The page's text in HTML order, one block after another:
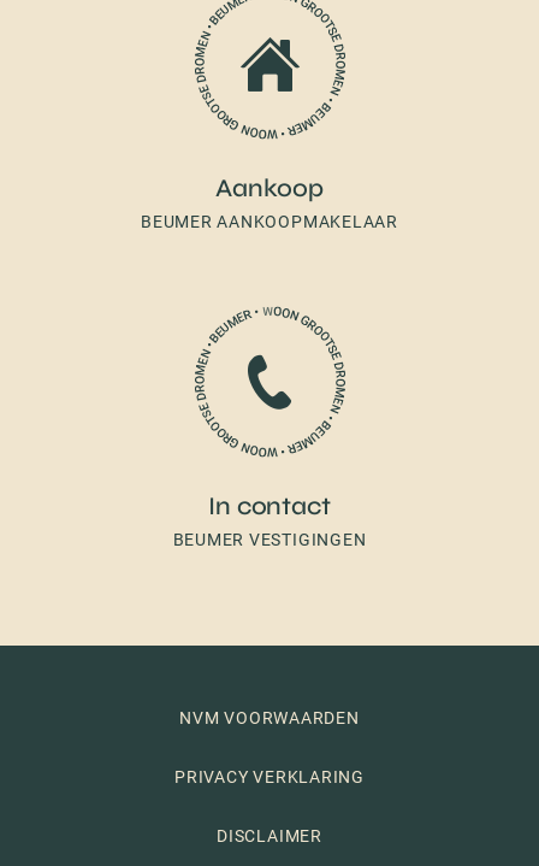
Aankoop
BEUMER AANKOOPMAKELAAR
In contact
BEUMER VESTIGINGEN
NVM VOORWAARDEN
PRIVACY VERKLARING
DISCLAIMER